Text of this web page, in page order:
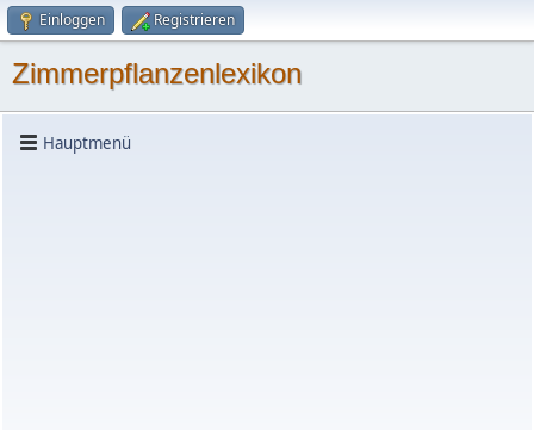
Einloggen Registrieren
Zimmerpflanzenlexikon
Hauptmenü